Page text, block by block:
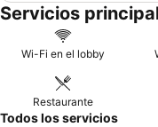
Servicios
Wi-Fi en el lobby
Restaurante
Todos los servicios